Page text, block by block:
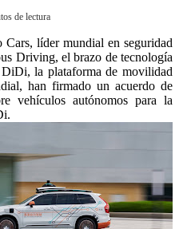
de lectura
Cars, líder mundial en seguridad
Driving, el brazo de tecnología
la plataforma de movilidad
han firmado un acuerdo de
vehículos autónomos para la